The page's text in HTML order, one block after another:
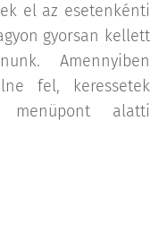
el az esetenkénti
gyorsan kellett
Amennyiben
fel, keressetek
menüpont alatti